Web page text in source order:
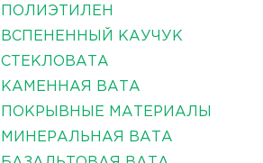
ПОЛИЭТИЛЕН
ВСПЕНЕННЫЙ КАУЧУК
СТЕКЛОВАТА
КАМЕННАЯ ВАТА
ПОКРЫВНЫЕ МАТЕРИАЛЫ
МИНЕРАЛЬНАЯ ВАТА